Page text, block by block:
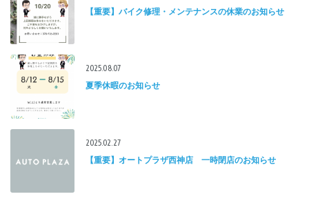
【重要】バイク修理・メンテナンスの休業のお知らせ
2025.08.07
夏季休暇のお知らせ
2025.02.27
【重要】オートプラザ西神店 一時閉店のお知らせ